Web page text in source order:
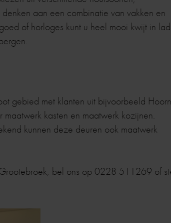
aan een combinatie van vakken en
of horloges kunt u heel mooi kwijt in
gebied met klanten uit bijvoorbeeld
kasten en maatwerk kozijnen.
kunnen deze deuren ook maatwerk
bel ons op 0228 511269 of